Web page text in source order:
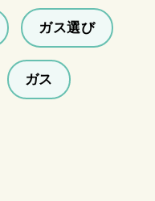
ガス選び
ガス